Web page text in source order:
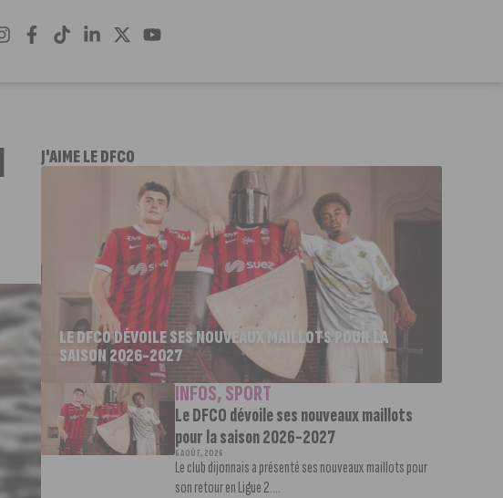
J'AIME LE DFCO
LE DFCO DÉVOILE SES NOUVEAUX MAILLOTS POUR LA
SAISON 2026-2027
INFOS,SPORT
Le DFCO dévoile ses nouveaux maillots
pour la saison 2026-2027
6 AOÛT, 2026
Le club dijonnais a présenté ses nouveaux maillots pour
son retour en Ligue 2....